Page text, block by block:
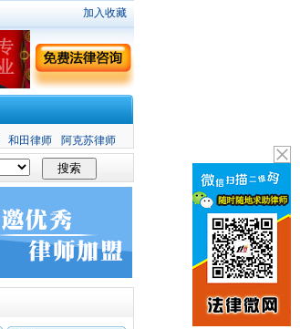
加入收藏
和田律师 阿克苏律师